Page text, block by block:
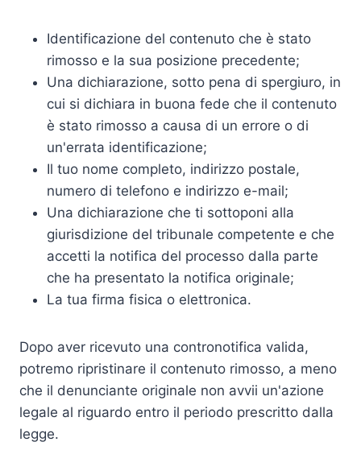
Identificazione del contenuto che è stato
rimosso e la sua posizione precedente;
Una dichiarazione, sotto pena di spergiuro, in
cui si dichiara in buona fede che il contenuto
è stato rimosso a causa di un errore o di
un'errata identificazione;
Il tuo nome completo, indirizzo postale,
numero di telefono e indirizzo e-mail;
Una dichiarazione che ti sottoponi alla
giurisdizione del tribunale competente e che
accetti la notifica del processo dalla parte
che ha presentato la notifica originale;
La tua firma fisica o elettronica.
Dopo aver ricevuto una contronotifica valida,
potremo ripristinare il contenuto rimosso, a meno
che il denunciante originale non avvii un'azione
legale al riguardo entro il periodo prescritto dalla
legge.